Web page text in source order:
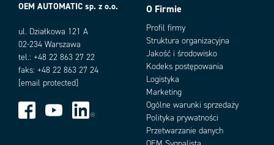
OEM AUTOMATIC sp. z o.o.
ul. Działkowa 121 A
02-234 Warszawa
tel.: +48 22 863 27 22
faks: +48 22 863 27 24
[email protected]
O Firmie
Profil firmy
Struktura organizacyjna
Jakość i środowisko
Kodeks postępowania
Logistyka
Marketing
Ogólne warunki sprzedaży
Polityka prywatności
Przetwarzanie danych